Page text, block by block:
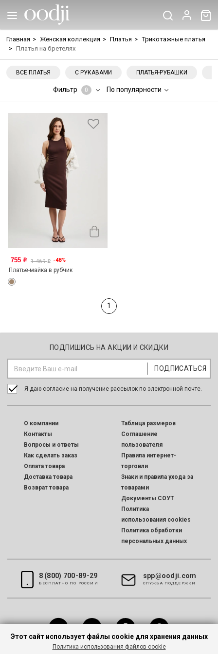
Главная > Женская коллекция > Платья > Трикотажные платья
> Платья на бретелях
ВСЕ ПЛАТЬЯ С РУКАВАМИ ПЛАТЬЯ-РУБАШКИ
Фильтр 0 По популярности
755 o 1 469o -48%
Платье-майка в рубчик
1
ПОДПИШИСЬ НА АКЦИИ И СКИДКИ
Я даю согласие на получение рассылок по электронной почте.
O компании
Контакты
Вопросы и ответы
Как сделать заказ
Оплата товара
Доставка товара
Возврат товара
Таблица размеров
Соглашение
пользователя
Правила интернет-
торговли
Знаки и правила ухода за
товарами
Документы СОУТ
Политика
использования cookies
Политика обработки
персональных данных
8 (800) 700-89-29
БЕСПЛАТНО ПО РОССИИ
spp@oodji.com
CЛУЖБА ПОДДЕРЖКИ
Этот сайт использует файлы cookie для хранения данных
Политика использования файлов cookie